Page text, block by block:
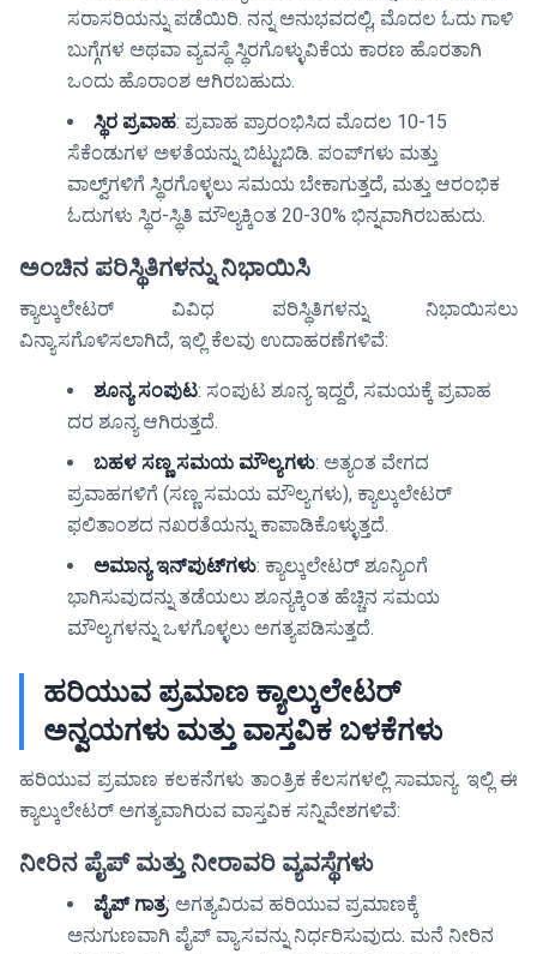
ಸರಾಸರಿಯನ್ನು ಪಡೆಯಿರಿ. ನನ್ನ ಅನುಭವದಲ್ಲಿ, ಮೊದಲ ಓದು ಗಾಳಿ
ಬುಗ್ಗೆಗಳ ಅಥವಾ ವ್ಯವಸ್ಥೆ ಸ್ಥಿರಗೊಳ್ಳುವಿಕೆಯ ಕಾರಣ ಹೊರತಾಗಿ
ಒಂದು ಹೊರಾಂಶ ಆಗಿರಬಹುದು.
ಸ್ಥಿರ ಪ್ರವಾಹ: ಪ್ರವಾಹ ಪ್ರಾರಂಭಿಸಿದ ಮೊದಲ 10-15
ಸೆಕೆಂಡುಗಳ ಅಳತೆಯನ್ನು ಬಿಟ್ಟುಬಿಡಿ. ಪಂಪ್‌ಗಳು ಮತ್ತು
ವಾಲ್ವ್‌ಗಳಿಗೆ ಸ್ಥಿರಗೊಳ್ಳಲು ಸಮಯ ಬೇಕಾಗುತ್ತದೆ, ಮತ್ತು ಆರಂಭಿಕ
ಓದುಗಳು ಸ್ಥಿರ-ಸ್ಥಿತಿ ಮೌಲ್ಯಕ್ಕಿಂತ 20-30% ಭಿನ್ನವಾಗಿರಬಹುದು.
ಅಂಚಿನ ಪರಿಸ್ಥಿತಿಗಳನ್ನು ನಿಭಾಯಿಸಿ
ಕ್ಯಾಲ್ಕುಲೇಟರ್ ವಿವಿಧ ಪರಿಸ್ಥಿತಿಗಳನ್ನು ನಿಭಾಯಿಸಲು
ವಿನ್ಯಾಸಗೊಳಿಸಲಾಗಿದೆ, ಇಲ್ಲಿ ಕೆಲವು ಉದಾಹರಣೆಗಳಿವೆ:
ಶೂನ್ಯ ಸಂಪುಟ: ಸಂಪುಟ ಶೂನ್ಯ ಇದ್ದರೆ, ಸಮಯಕ್ಕೆ ಪ್ರವಾಹ
ದರ ಶೂನ್ಯ ಆಗಿರುತ್ತದೆ.
ಬಹಳ ಸಣ್ಣ ಸಮಯ ಮೌಲ್ಯಗಳು: ಅತ್ಯಂತ ವೇಗದ
ಪ್ರವಾಹಗಳಿಗೆ (ಸಣ್ಣ ಸಮಯ ಮೌಲ್ಯಗಳು), ಕ್ಯಾಲ್ಕುಲೇಟರ್
ಫಲಿತಾಂಶದ ನಖರತೆಯನ್ನು ಕಾಪಾಡಿಕೊಳ್ಳುತ್ತದೆ.
ಅಮಾನ್ಯ ಇನ್‌ಪುಟ್‌ಗಳು: ಕ್ಯಾಲ್ಕುಲೇಟರ್ ಶೂನ್ಯಿಂಗೆ
ಭಾಗಿಸುವುದನ್ನು ತಡೆಯಲು ಶೂನ್ಯಕ್ಕಿಂತ ಹೆಚ್ಚಿನ ಸಮಯ
ಮೌಲ್ಯಗಳನ್ನು ಒಳಗೊಳ್ಳಲು ಅಗತ್ಯಪಡಿಸುತ್ತದೆ.
ಹರಿಯುವ ಪ್ರಮಾಣ ಕ್ಯಾಲ್ಕುಲೇಟರ್
ಅನ್ವಯಗಳು ಮತ್ತು ವಾಸ್ತವಿಕ ಬಳಕೆಗಳು
ಹರಿಯುವ ಪ್ರಮಾಣ ಕಲಕನೆಗಳು ತಾಂತ್ರಿಕ ಕೆಲಸಗಳಲ್ಲಿ ಸಾಮಾನ್ಯ. ಇಲ್ಲಿ ಈ
ಕ್ಯಾಲ್ಕುಲೇಟರ್ ಅಗತ್ಯವಾಗಿರುವ ವಾಸ್ತವಿಕ ಸನ್ನಿವೇಶಗಳಿವೆ:
ನೀರಿನ ಪೈಪ್ ಮತ್ತು ನೀರಾವರಿ ವ್ಯವಸ್ಥೆಗಳು
ಪೈಪ್ ಗಾತ್ರ: ಅಗತ್ಯವಿರುವ ಹರಿಯುವ ಪ್ರಮಾಣಕ್ಕೆ
ಅನುಗುಣವಾಗಿ ಪೈಪ್ ವ್ಯಾಸವನ್ನು ನಿರ್ಧರಿಸುವುದು. ಮನೆ ನೀರಿನ